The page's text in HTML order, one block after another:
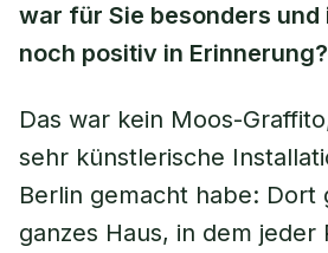
war für Sie besonders und
noch positiv in Erinnerung?
Das war kein Moos-
sehr künstlerische
Berlin gemacht habe: Dort
ganzes Haus, in dem jeder